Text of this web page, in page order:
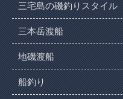
三宅島の磯釣りスタイル
三本岳渡船
地磯渡船
船釣り